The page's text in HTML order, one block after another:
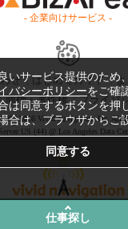
- 企業向けサービス -
せ はじめてガイド
よ
商標・著作権 プライバ
2026 Vivid Navigation, Inc. All
Server US (44) @ Los Angeles Data
仕事探し
いサービス提供のため
バシーポリシーをご確
は同意するボタンを押
合は、ブラウザからご